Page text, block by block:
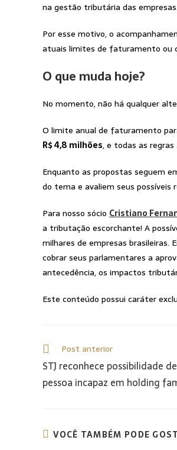
na gestão tributária das empresas.
Por esse motivo, o
atuais limites de faturamento ou
O que muda hoje?
No momento, não há qualquer
O limite anual de faturamento
R$ 4,8 milhões, e todas as
Enquanto as propostas seguem
do tema e avaliem seus
Para nosso sócio Cristiano
a tributação escorchante! A
milhares de empresas brasileiras.
cobrar seus parlamentares a
antecedência, os impactos
Este conteúdo possui caráter
Post anterior
STJ reconhece possibilidade
pessoa incapaz em holding
VOCÊ TAMBÉM PODE